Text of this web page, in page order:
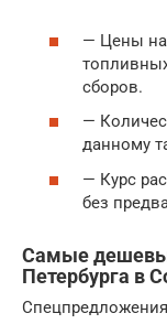
— Цены на
сборов.
—
данному
— Курс
без
Самые
Петербурга в